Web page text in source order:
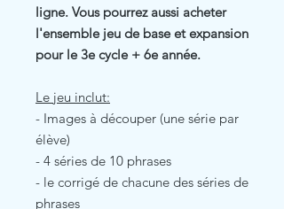
ligne. Vous pourrez aussi acheter
l'ensemble jeu de base et expansion
pour le 3e cycle + 6e année.
Le jeu inclut:
- Images à découper (une série par
élève)
- 4 séries de 10 phrases
- le corrigé de chacune des séries de
phrases